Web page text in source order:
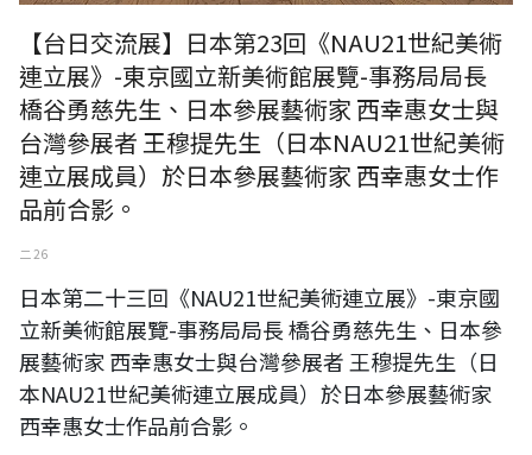
【台日交流展】日本第23回《NAU21世紀美術
連立展》-東京國立新美術館展覽-事務局局長
橋谷勇慈先生、日本參展藝術家 西幸惠女士與
台灣參展者 王穆提先生（日本NAU21世紀美術
連立展成員）於日本參展藝術家 西幸惠女士作
品前合影。
二 26
日本第二十三回《NAU21世紀美術連立展》-東京國
立新美術館展覽-事務局局長 橋谷勇慈先生、日本參
展藝術家 西幸惠女士與台灣參展者 王穆提先生（日
本NAU21世紀美術連立展成員）於日本參展藝術家
西幸惠女士作品前合影。